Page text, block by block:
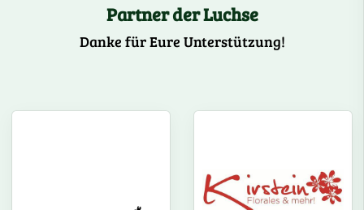
Partner der Luchse
Danke für Eure Unterstützung!